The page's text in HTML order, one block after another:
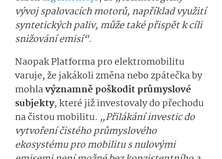
vývoj spalovacích motorů, například využití
syntetických paliv, může také přispět k cíli
snižování emisí“.
Naopak Platforma pro elektromobilitu
varuje, že jakákoli změna nebo zpátečka by
mohlavýznamně poškodit průmyslové
subjekty, které již investovaly do přechodu
na čistou mobilitu. „Přilákání investic do
vytvoření čistého průmyslového
ekosystému pro mobilitu s nulovými